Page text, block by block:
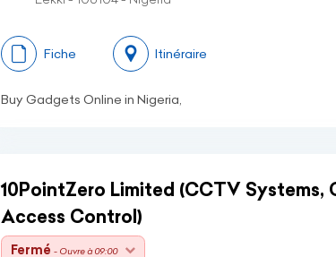
Fiche Itinéraire
Buy Gadgets Online in Nigeria,
10PointZero Limited (CCTV Systems,
Access Control)
Fermé - Ouvre à 09:00